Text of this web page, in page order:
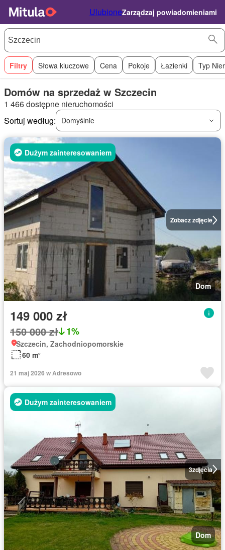
UlubioneZarządzaj powiadomieniami
Filtry Słowa kluczowe Cena Pokoje Łazienki Typ
Domów na sprzedaż w Szczecin
1 466 dostępne nieruchomości
Sortuj według:
Domyślnie
Zobacz zdjęcie
Dużym zainteresowaniem
Dom
149 000 zł
150 000 zł 1%
Szczecin, Zachodniopomorskie
60 m²
21 maj 2026 w Adresowo
3zdjęcia
Dużym zainteresowaniem
Dom